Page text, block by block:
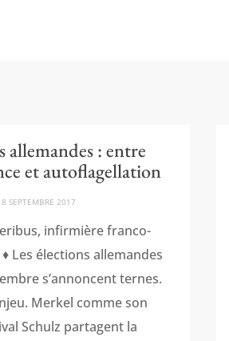
allemandes : entre
et autoflagellation
SEPTEMBRE 2017
infirmière franco-
Les élections allemandes
s’annoncent ternes.
Merkel comme son
Schulz partagent la